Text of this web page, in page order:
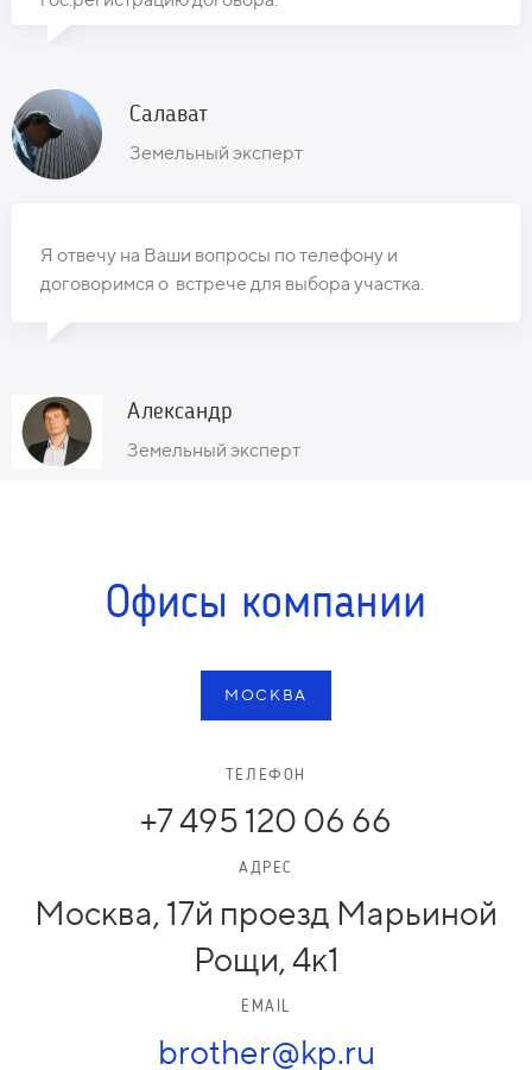
Салават
Земельный эксперт
Я отвечу на Ваши вопросы по телефону и
договоримся о встрече для выбора участка.
Александр
Земельный эксперт
Офисы компании
МОСКВА
ТЕЛЕФОН
+7 495 120 06 66
АДРЕС
Москва, 17й проезд Марьиной
Рощи, 4к1
EMAIL
brother@kp.ru